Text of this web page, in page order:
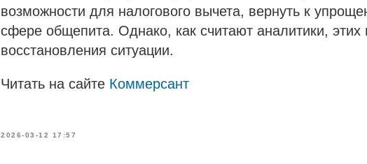
возможности для налогового вычета, вернуть к
сфере общепита. Однако, как считают аналитики, этих
восстановления ситуации.
Читать на сайте Коммерсант
2026-03-12 17:57